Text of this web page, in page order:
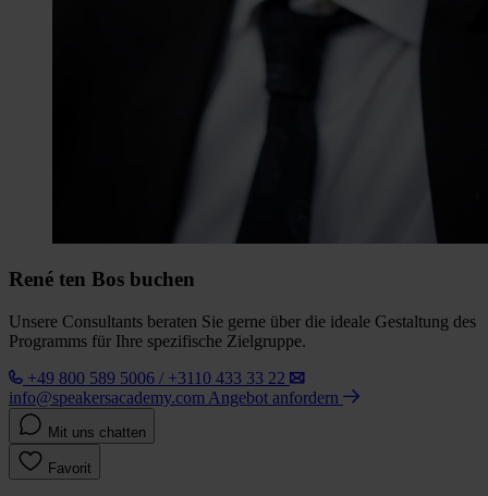
René ten Bos buchen
Unsere Consultants beraten Sie gerne über die ideale Gestaltung des
Programms für Ihre spezifische Zielgruppe.
+49 800 589 5006 / +3110 433 33 22
info@speakersacademy.com Angebot anfordern
Mit uns chatten
Favorit